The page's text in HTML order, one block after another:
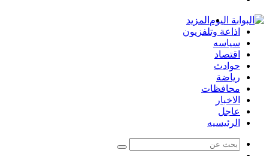
المزيد
اذاعة وتلفزيون
سياسه
اقتصاد
حوادث
رياضة
محافظات
الاخبار
عاجل
الرئيسيه
بحث